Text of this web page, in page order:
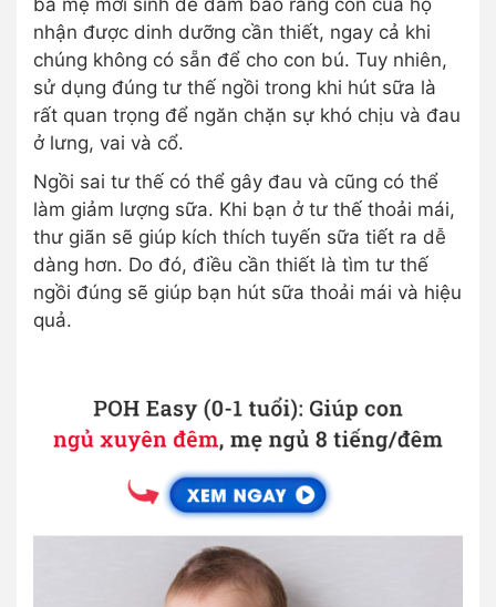
bà mẹ mới sinh để đảm bảo rằng con của họ
nhận được dinh dưỡng cần thiết, ngay cả khi
chúng không có sẵn để cho con bú. Tuy nhiên,
sử dụng đúng tư thế ngồi trong khi hút sữa là
rất quan trọng để ngăn chặn sự khó chịu và đau
ở lưng, vai và cổ.
Ngồi sai tư thế có thể gây đau và cũng có thể
làm giảm lượng sữa. Khi bạn ở tư thế thoải mái,
thư giãn sẽ giúp kích thích tuyến sữa tiết ra dễ
dàng hơn. Do đó, điều cần thiết là tìm tư thế
ngồi đúng sẽ giúp bạn hút sữa thoải mái và hiệu
quả.